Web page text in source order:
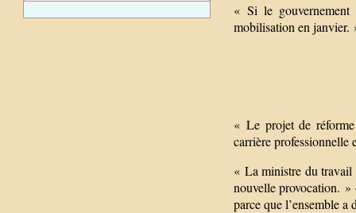
« Si le
mobilisation en janvier.
« Le projet de réforme
carrière professionnelle
« La ministre du travail
nouvelle provocation. »
parce que l’ensemble a